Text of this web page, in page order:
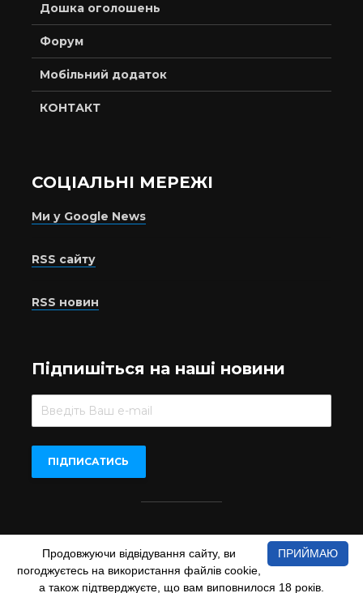
Дошка оголошень
Форум
Мобільний додаток
КОНТАКТ
СОЦІАЛЬНІ МЕРЕЖІ
Ми у Google News
RSS сайту
RSS новин
Підпишіться на наші новини
Beer.UA © 2016-2022
При копіюванні матеріалів з сайту обов'язкове пряме
відкрите для пошукових систем гіперпосилання на сайт
www.beer.ua
ПРИЙМАЮ
Продовжуючи відвідування сайту, ви
погоджуєтесь на використання файлів cookie,
а також підтверджуєте, що вам виповнилося 18 років.